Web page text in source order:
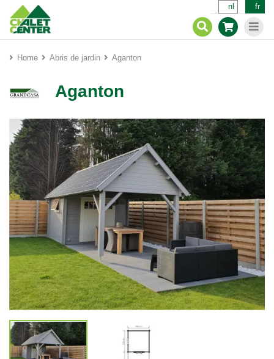
nl fr
Home Abris de jardin Aganton
Aganton